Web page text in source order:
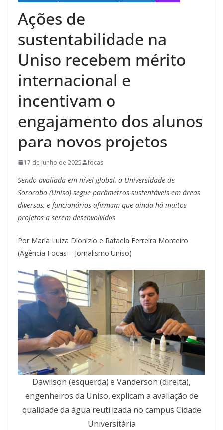
Ações de
sustentabilidade na
Uniso recebem mérito
internacional e
incentivam o
engajamento dos alunos
para novos projetos
17 de junho de 2025 focas
Sendo avaliada em nível global, a Universidade de
Sorocaba (Uniso) segue parâmetros sustentáveis em áreas
diversas, e funcionários afirmam que ainda há muitos
projetos a serem desenvolvidos
Por Maria Luiza Dionizio e Rafaela Ferreira Monteiro
(Agência Focas – Jornalismo Uniso)
Dawilson (esquerda) e Vanderson (direita),
engenheiros da Uniso, explicam a avaliação de
qualidade da água reutilizada no campus Cidade
Universitária